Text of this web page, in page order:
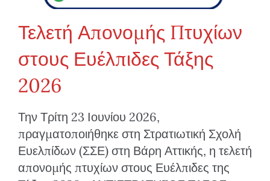
Τελετή Απονομής Πτυχίων
στους Ευέλπιδες Τάξης
2026
Την Τρίτη 23 Ιουνίου 2026,
πραγματοποιήθηκε στη Στρατιωτική Σχολή
Ευελπίδων (ΣΣΕ) στη Βάρη Αττικής, η τελετή
απονομής πτυχίων στους Ευέλπιδες της